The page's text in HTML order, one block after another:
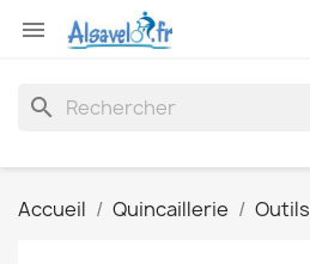

search
Accueil Quincaillerie Outils